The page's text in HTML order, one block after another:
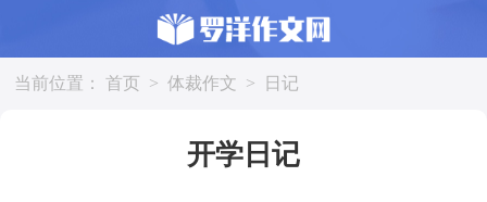
当前位置： 首页 > 体裁作文 > 日记
开学日记